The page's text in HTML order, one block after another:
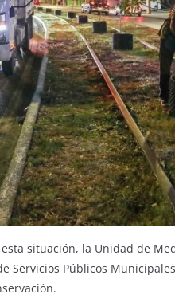
situación, la Unidad de
Servicios Públicos